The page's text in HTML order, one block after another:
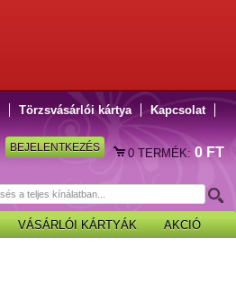
Törzsvásárlói kártya Kapcsolat
0TERMÉK: 0 FT
BEJELENTKEZÉS
VÁSÁRLÓI KÁRTYÁK AKCIÓ